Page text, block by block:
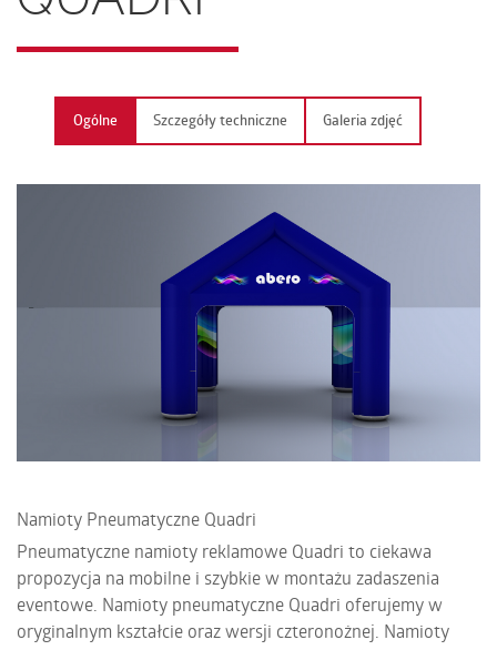
Ogólne Szczegóły techniczne Galeria zdjęć
Namioty Pneumatyczne Quadri
Pneumatyczne namioty reklamowe Quadri to ciekawa
propozycja na mobilne i szybkie w montażu zadaszenia
eventowe. Namioty pneumatyczne Quadri oferujemy w
oryginalnym kształcie oraz wersji czteronożnej. Namioty